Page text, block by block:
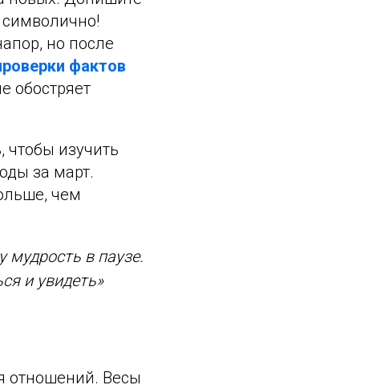
символично!
но после
фактов
обостряет
изучить
за март.
чем
в паузе.
и увидеть»
отношений. Весы